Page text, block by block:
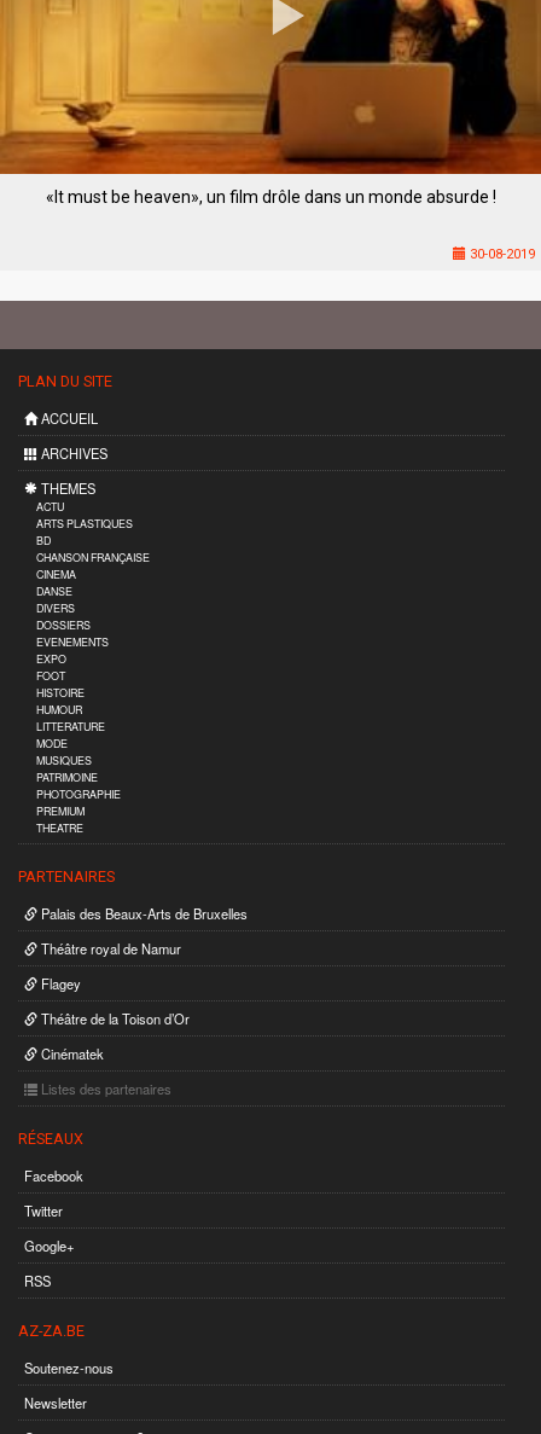
«It must be heaven», un film drôle dans un monde absurde !
30-08-2019
PLAN DU SITE
ACCUEIL
ARCHIVES
THEMES
ACTU
ARTS PLASTIQUES
BD
CHANSON FRANÇAISE
CINEMA
DANSE
DIVERS
DOSSIERS
EVENEMENTS
EXPO
FOOT
HISTOIRE
HUMOUR
LITTERATURE
MODE
MUSIQUES
PATRIMOINE
PHOTOGRAPHIE
PREMIUM
THEATRE
PARTENAIRES
Palais des Beaux-Arts de Bruxelles
Théâtre royal de Namur
Flagey
Théâtre de la Toison d’Or
Cinématek
Listes des partenaires
RÉSEAUX
Facebook
Twitter
Google+
RSS
AZ-ZA.BE
Soutenez-nous
Newsletter